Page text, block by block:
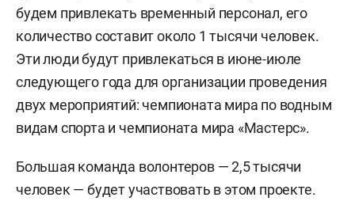
будем привлекать временный персонал, его
количество составит около 1 тысячи человек.
Эти люди будут привлекаться в июне-июле
следующего года для организации проведения
двух мероприятий: чемпионата мира по водным
видам спорта и чемпионата мира «Мастерс».
Большая команда волонтеров — 2,5 тысячи
человек — будет участвовать в этом проекте.